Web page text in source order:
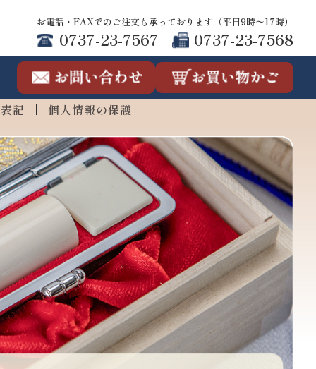
お電話・FAXでのご注文も承っております（平日9時〜17時）
0737-23-7567 0737-23-7568
記 個人情報の保護